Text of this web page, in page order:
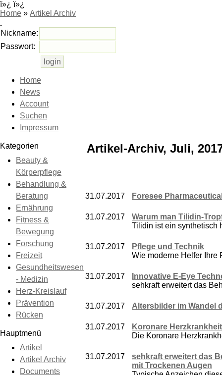
ï»¿ ï»¿
Home » Artikel Archiv
Nickname:
Passwort:
Home
News
Account
Suchen
Impressum
Kategorien
Beauty &
Körperpflege
Behandlung &
Beratung
Ernährung
Fitness &
Bewegung
Forschung
Freizeit
Gesundheitswesen
- Medizin
Herz-Kreislauf
Prävention
Rücken
Hauptmenü
Artikel
Artikel Archiv
Documents
Artikel-Archiv, Juli,
31.07.2017 Foresee
31.07.2017
Warum man Tilidin-
Tilidin ist ein synthetisch
31.07.2017
Pflege und Technik
Wie moderne Helfer Ihre
31.07.2017
Innovative E-Eye
sehkraft erweitert das
31.07.2017 Altersbilder im Wandel
31.07.2017
Koronare
Die Koronare
31.07.2017
sehkraft erweitert das
mit Trockenen Augen